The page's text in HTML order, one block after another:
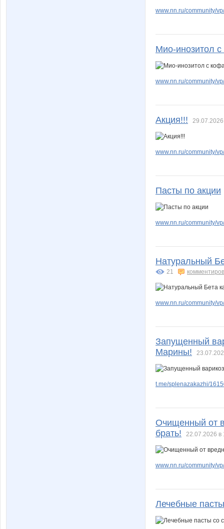
www.nn.ru/community/
Мио-инозитол
www.nn.ru/community/
Акция!!!
www.nn.ru/community/
Пасты по акции
www.nn.ru/community/
Натуральный
21
www.nn.ru/community/
Запущенный
Марины!
t.me/splenazakazhi/
Очищенный от
брать!
22.07.2026 в
www.nn.ru/community/
Лечебные